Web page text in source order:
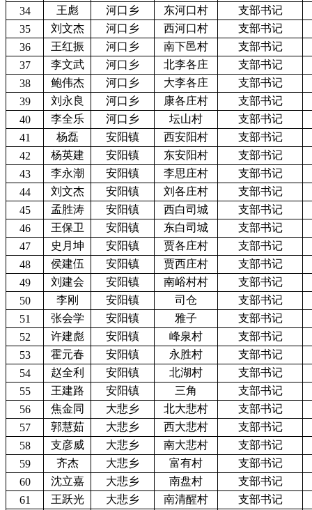
34 王彪 河口乡 东河口村
支部书记
35
刘文杰 河口乡 西河口村
支部书记
36
王红振 河口乡 南下邑村
支部书记
37
李文武 河口乡 北李各庄
支部书记
38
鲍伟杰 河口乡 大李各庄
支部书记
39
刘永良 河口乡 康各庄村
支部书记
40
李全乐 河口乡 坛山村
支部书记
41
杨磊 安阳镇 西安阳村
支部书记
42
杨英建 安阳镇 东安阳村
支部书记
43
李永潮 安阳镇 李思庄村
支部书记
44
刘文杰 安阳镇 刘各庄村
支部书记
45
孟胜涛 安阳镇 西白司城
支部书记
46
王保卫 安阳镇 东白司城
支部书记
47
史月坤 安阳镇 贾各庄村
支部书记
48
侯建伍 安阳镇 贾西庄村
支部书记
49
刘建会 安阳镇 南峪村村
支部书记
50
李刚 安阳镇 司仓
支部书记
51
张会学 安阳镇 雅子
支部书记
52
许建彪 安阳镇 峰泉村
支部书记
53
霍元春 安阳镇 永胜村
支部书记
54
赵全利 安阳镇 北湖村
支部书记
55
王建路 安阳镇 三角
支部书记
56
焦金同 大悲乡 北大悲村
支部书记
57
郭慧茹 大悲乡 西大悲村
支部书记
58
支彦威 大悲乡 南大悲村
支部书记
59
齐杰 大悲乡 富有村
支部书记
60
沈立嘉 大悲乡 南盘村
支部书记
61
王跃光 大悲乡 南清醒村
支部书记